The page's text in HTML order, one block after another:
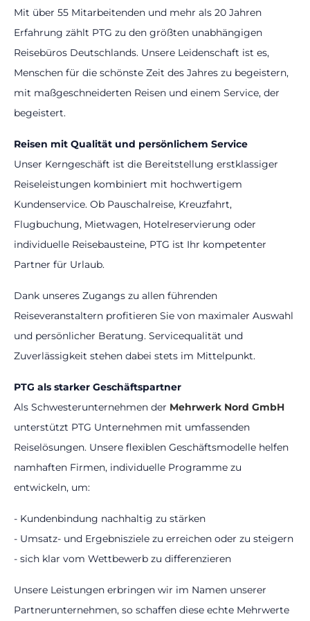
Mit über 55 Mitarbeitenden und mehr als 20 Jahren
Erfahrung zählt PTG zu den größten unabhängigen
Reisebüros Deutschlands. Unsere Leidenschaft ist es,
Menschen für die schönste Zeit des Jahres zu begeistern,
mit maßgeschneiderten Reisen und einem Service, der
begeistert.
Reisen mit Qualität und persönlichem Service
Unser Kerngeschäft ist die Bereitstellung erstklassiger
Reiseleistungen kombiniert mit hochwertigem
Kundenservice. Ob Pauschalreise, Kreuzfahrt,
Flugbuchung, Mietwagen, Hotelreservierung oder
individuelle Reisebausteine, PTG ist Ihr kompetenter
Partner für Urlaub.
Dank unseres Zugangs zu allen führenden
Reiseveranstaltern profitieren Sie von maximaler Auswahl
und persönlicher Beratung. Servicequalität und
Zuverlässigkeit stehen dabei stets im Mittelpunkt.
PTG als starker Geschäftspartner
Als Schwesterunternehmen der Mehrwerk Nord GmbH
unterstützt PTG Unternehmen mit umfassenden
Reiselösungen. Unsere flexiblen Geschäftsmodelle helfen
namhaften Firmen, individuelle Programme zu
entwickeln, um:
- Kundenbindung nachhaltig zu stärken
- Umsatz- und Ergebnisziele zu erreichen oder zu steigern
- sich klar vom Wettbewerb zu differenzieren
Unsere Leistungen erbringen wir im Namen unserer
Partnerunternehmen, so schaffen diese echte Mehrwerte